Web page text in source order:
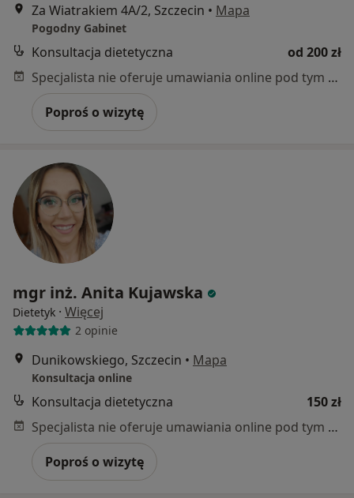
Za Wiatrakiem 4A/2, Szczecin • Mapa
Pogodny Gabinet
Konsultacja dietetyczna
od 200 zł
Specjalista nie oferuje umawiania online pod tym adresem.
Poproś o wizytę
mgr inż. Anita Kujawska
Dietetyk · Więcej
2 opinie
Dunikowskiego, Szczecin • Mapa
Konsultacja online
Konsultacja dietetyczna
150 zł
Specjalista nie oferuje umawiania online pod tym adresem.
Poproś o wizytę